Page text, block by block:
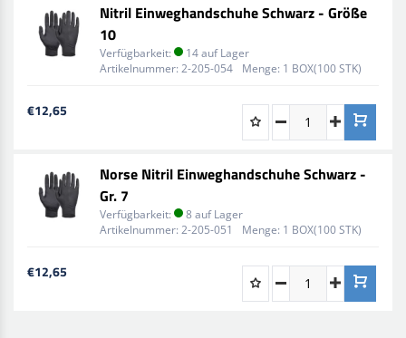
Nitril Einweghandschuhe Schwarz - Größe
10
Verfügbarkeit:
14 auf Lager
Artikelnummer: 2-205-054 Menge: 1 BOX(100 STK)
€12,65
Norse Nitril Einweghandschuhe Schwarz -
Gr. 7
Verfügbarkeit:
8 auf Lager
Artikelnummer: 2-205-051 Menge: 1 BOX(100 STK)
€12,65